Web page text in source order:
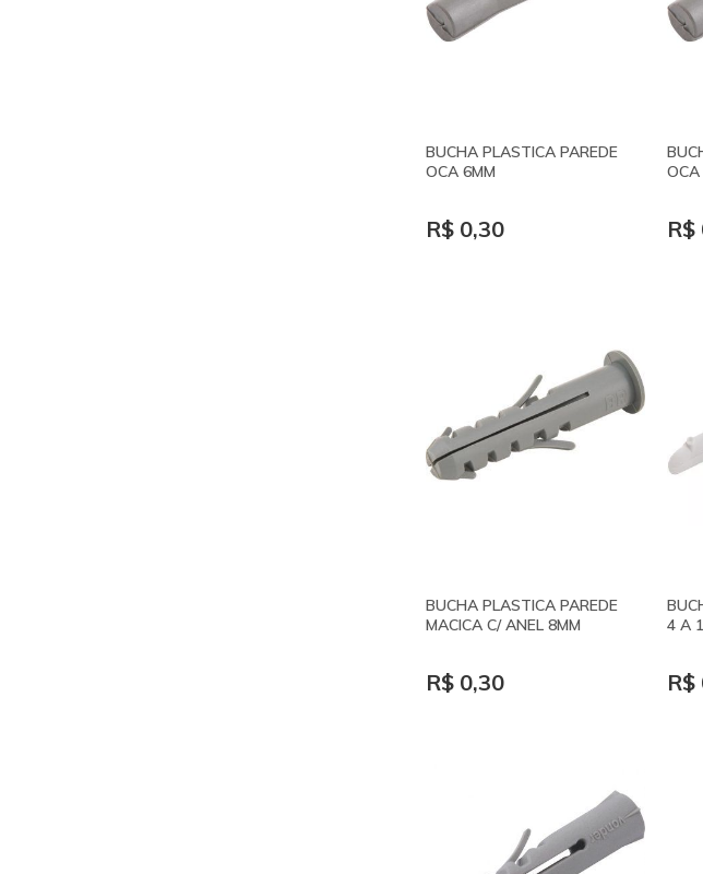
BUCHA PLASTICA PAREDE
OCA 6MM
R$ 0,30
OCA
R$
BUCHA PLASTICA PAREDE
MACICA C/ ANEL 8MM
R$ 0,30
4 A
R$